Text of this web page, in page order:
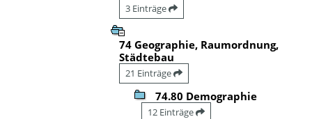
3 Einträge
74 Geographie, Raumordnung,
Städtebau
21 Einträge
74.80 Demographie
12 Einträge